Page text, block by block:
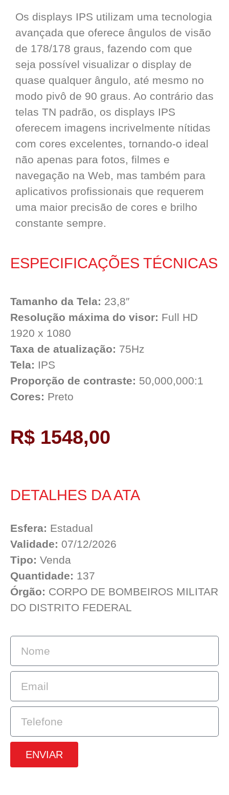
Os displays IPS utilizam uma tecnologia
avançada que oferece ângulos de visão
de 178/178 graus, fazendo com que
seja possível visualizar o display de
quase qualquer ângulo, até mesmo no
modo pivô de 90 graus. Ao contrário das
telas TN padrão, os displays IPS
oferecem imagens incrivelmente nítidas
com cores excelentes, tornando-o ideal
não apenas para fotos, filmes e
navegação na Web, mas também para
aplicativos profissionais que requerem
uma maior precisão de cores e brilho
constante sempre.
ESPECIFICAÇÕES TÉCNICAS
Tamanho da Tela: 23,8″
Resolução máxima do visor: Full HD
1920 x 1080
Taxa de atualização: 75Hz
Tela: IPS
Proporção de contraste: 50,000,000:1
Cores: Preto
R$ 1548,00
DETALHES DA ATA
Esfera: Estadual
Validade: 07/12/2026
Tipo: Venda
Quantidade: 137
Órgão: CORPO DE BOMBEIROS MILITAR
DO DISTRITO FEDERAL
ENVIAR